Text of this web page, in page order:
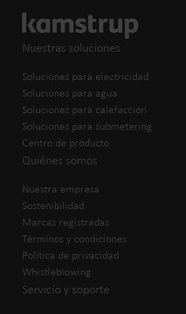
Nuestras soluciones
Soluciones para electricidad
Soluciones para agua
Soluciones para calefacción
Soluciones para submetering
Centro de producto
Quiénes somos
Nuestra empresa
Sostenibilidad
Marcas registradas
Términos y condiciones
Política de privacidad
Whistleblowing
Servicio y soporte